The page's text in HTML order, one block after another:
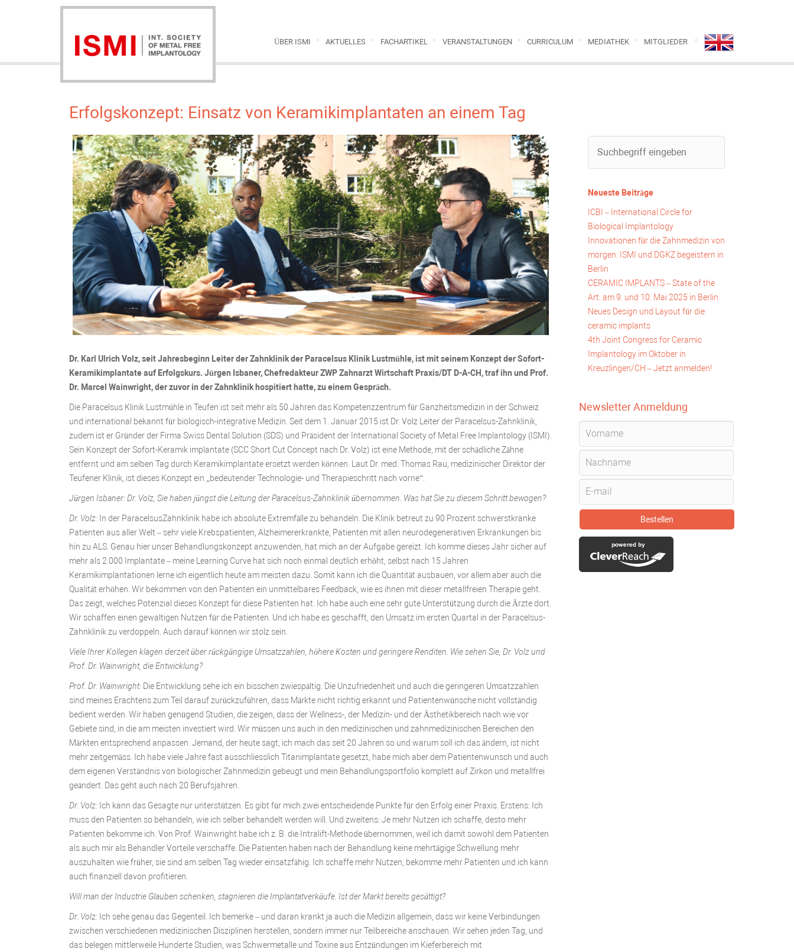
ÜBER ISMI AKTUELLES FACHARTIKEL VERANSTALTUNGEN CURRICULUM MEDIATHEK MITGLIEDER
Erfolgskonzept: Einsatz von Keramikimplantaten an einem Tag
Dr. Karl Ulrich Volz, seit Jahresbeginn Leiter der Zahnklinik der Paracelsus Klinik Lustmühle, ist mit seinem Konzept der Sofort-
Keramikimplantate auf Erfolgskurs. Jürgen Isbaner, Chefredakteur ZWP Zahnarzt Wirtschaft Praxis/DT D-A-CH, traf ihn und Prof.
Dr. Marcel Wainwright, der zuvor in der Zahnklinik hospitiert hatte, zu einem Gespräch.
Die Paracelsus Klinik Lustmühle in Teufen ist seit mehr als 50 Jahren das Kompetenzzentrum für Ganzheitsmedizin in der Schweiz
und international bekannt für biologisch-integrative Medizin. Seit dem 1. Januar 2015 ist Dr. Volz Leiter der Paracelsus-Zahnklinik,
zudem ist er Gründer der Firma Swiss Dental Solution (SDS) und Präsident der International Society of Metal Free Implantology (ISMI).
Sein Konzept der Sofort-Keramik implantate (SCC Short Cut Concept nach Dr. Volz) ist eine Methode, mit der schädliche Zähne
entfernt und am selben Tag durch Keramikimplantate ersetzt werden können. Laut Dr. med. Thomas Rau, medizinischer Direktor der
Teufener Klinik, ist dieses Konzept ein „bedeutender Technologie- und Therapieschritt nach vorne“.
Jürgen Isbaner: Dr. Volz, Sie haben jüngst die Leitung der Paracelsus-Zahnklinik übernommen. Was hat Sie zu diesem Schritt bewogen?
Dr. Volz: In der ParacelsusZahnklinik habe ich absolute Extremfälle zu behandeln. Die Klinik betreut zu 90 Prozent schwerstkranke
Patienten aus aller Welt – sehr viele Krebspatienten, Alzheimererkrankte, Patienten mit allen neurodegenerativen Erkrankungen bis
hin zu ALS. Genau hier unser Behandlungskonzept anzuwenden, hat mich an der Aufgabe gereizt. Ich komme dieses Jahr sicher auf
mehr als 2.000 Implantate – meine Learning Curve hat sich noch einmal deutlich erhöht, selbst nach 15 Jahren
Keramikimplantationen lerne ich eigentlich heute am meisten dazu. Somit kann ich die Quantität ausbauen, vor allem aber auch die
Qualität erhöhen. Wir bekommen von den Patienten ein unmittelbares Feedback, wie es ihnen mit dieser metallfreien Therapie geht.
Das zeigt, welches Potenzial dieses Konzept für diese Patienten hat. Ich habe auch eine sehr gute Unterstützung durch die Ärzte dort.
Wir schaffen einen gewaltigen Nutzen für die Patienten. Und ich habe es geschafft, den Umsatz im ersten Quartal in der Paracelsus-
Zahnklinik zu verdoppeln. Auch darauf können wir stolz sein.
Viele Ihrer Kollegen klagen derzeit über rückgängige Umsatzzahlen, höhere Kosten und geringere Renditen. Wie sehen Sie, Dr. Volz und
Prof. Dr. Wainwright, die Entwicklung?
Prof. Dr. Wainwright: Die Entwicklung sehe ich ein bisschen zwiespältig. Die Unzufriedenheit und auch die geringeren Umsatzzahlen
sind meines Erachtens zum Teil darauf zurückzuführen, dass Märkte nicht richtig erkannt und Patientenwünsche nicht vollständig
bedient werden. Wir haben genügend Studien, die zeigen, dass der Wellness-, der Medizin- und der Ästhetikbereich nach wie vor
Gebiete sind, in die am meisten investiert wird. Wir müssen uns auch in den medizinischen und zahnmedizinischen Bereichen den
Märkten entsprechend anpassen. Jemand, der heute sagt, ich mach das seit 20 Jahren so und warum soll ich das ändern, ist nicht
mehr zeitgemäss. Ich habe viele Jahre fast ausschliesslich Titanimplantate gesetzt, habe mich aber dem Patientenwunsch und auch
dem eigenen Verständnis von biologischer Zahnmedizin gebeugt und mein Behandlungsportfolio komplett auf Zirkon und metallfrei
geändert. Das geht auch nach 20 Berufsjahren.
Dr. Volz: Ich kann das Gesagte nur unterstützen. Es gibt für mich zwei entscheidende Punkte für den Erfolg einer Praxis. Erstens: Ich
muss den Patienten so behandeln, wie ich selber behandelt werden will. Und zweitens: Je mehr Nutzen ich schaffe, desto mehr
Patienten bekomme ich. Von Prof. Wainwright habe ich z. B. die Intralift-Methode übernommen, weil ich damit sowohl dem Patienten
als auch mir als Behandler Vorteile verschaffe. Die Patienten haben nach der Behandlung keine mehrtägige Schwellung mehr
auszuhalten wie früher, sie sind am selben Tag wieder einsatzfähig. Ich schaffe mehr Nutzen, bekomme mehr Patienten und ich kann
auch finanziell davon profitieren.
Will man der Industrie Glauben schenken, stagnieren die Implantatverkäufe. Ist der Markt bereits gesättigt?
Dr. Volz: Ich sehe genau das Gegenteil. Ich bemerke – und daran krankt ja auch die Medizin allgemein, dass wir keine Verbindungen
zwischen verschiedenen medizinischen Disziplinen herstellen, sondern immer nur Teilbereiche anschauen. Wir sehen jeden Tag, und
das belegen mittlerweile Hunderte Studien, was Schwermetalle und Toxine aus Entzündungen im Kieferbereich mit
Neueste Beiträge
ICBI – International Circle for
Biological Implantology
Innovationen für die Zahnmedizin von
morgen: ISMI und DGKZ begeistern in
Berlin
CERAMIC IMPLANTS – State of the
Art: am 9. und 10. Mai 2025 in Berlin
Neues Design und Layout für die
ceramic implants
4th Joint Congress for Ceramic
Implantology im Oktober in
Kreuzlingen/CH – Jetzt anmelden!
Newsletter Anmeldung
Bestellen